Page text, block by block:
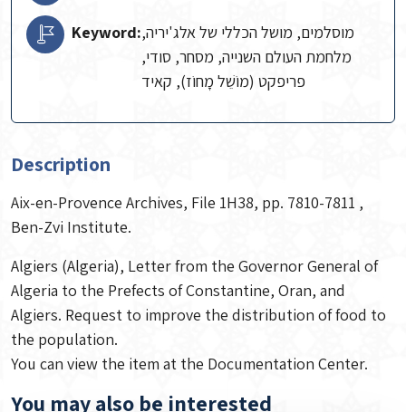
Keyword:מוסלמים, מושל הכללי של אלג'יריה,
מלחמת העולם השנייה, מסחר, סודי,
פריפקט (מוֹשֵׁל מָחוֹז), קאיד
Description
Aix-en-Provence Archives, File 1H38, pp. 7810-7811 ,
Ben-Zvi Institute.
Algiers (Algeria), Letter from the Governor General of
Algeria to the Prefects of Constantine, Oran, and
Algiers. Request to improve the distribution of food to
the population.
You can view the item at the Documentation Center.
You may also be interested